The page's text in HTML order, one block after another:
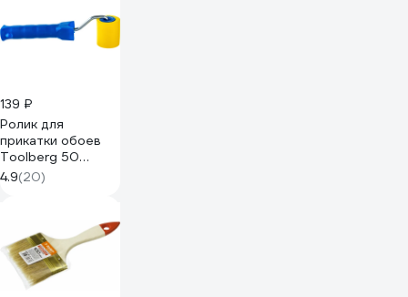
139 ₽
Ролик для
прикатки обоев
Toolberg 50
90003825986
4.9(20)